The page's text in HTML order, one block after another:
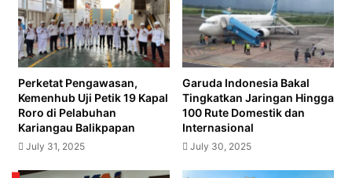
Udara
di
Wilayah
Papua
Perketat Pengawasan,
Kemenhub Uji Petik 19 Kapal
Roro di Pelabuhan
Kariangau Balikpapan
July 31, 2025
Garuda Indonesia Bakal
Tingkatkan Jaringan Hingga
100 Rute Domestik dan
Internasional
July 30, 2025